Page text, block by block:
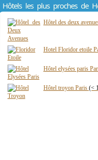
Hôtels les plus proches de
Hôtel des deux
Hotel Floridor etoile
Hôtel elysées paris
Hôtel troyon Paris (<